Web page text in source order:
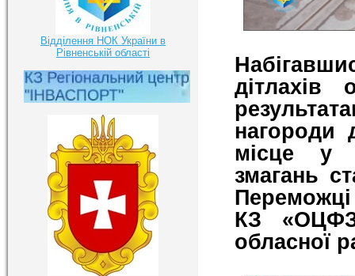
дітлахів
нагороди
місце у
змагань
КЗ
обласної
Відділення НОК України в
Рівненській області